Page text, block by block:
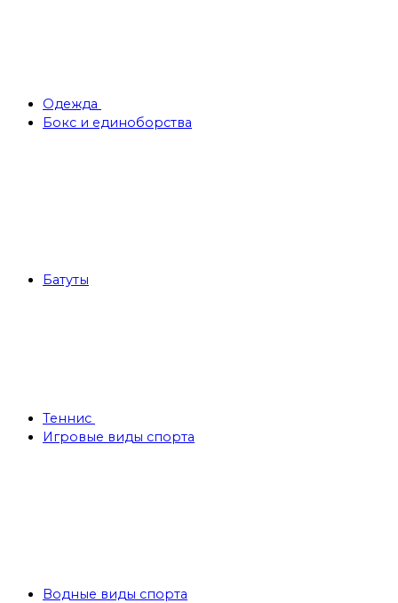
Одежда
Бокс и единоборства
Батуты
Теннис
Игровые виды спорта
Водные виды спорта